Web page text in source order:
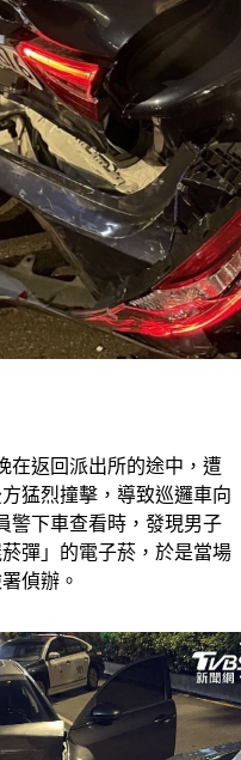
在返回派出所的途中，遭
猛烈撞擊，導致巡邏車向
警下車查看時，發現男子
彈」的電子菸，於是當場
偵辦。